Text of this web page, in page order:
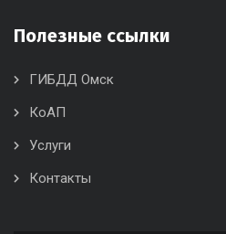
Полезные ссылки
ГИБДД Омск
КоАП
Услуги
Контакты